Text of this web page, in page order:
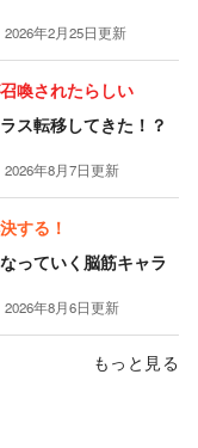
2026年2月25日更新
喚されたらしい
ス転移してきた！？
2026年8月7日更新
する！
っていく脳筋キャラ
2026年8月6日更新
もっと見る